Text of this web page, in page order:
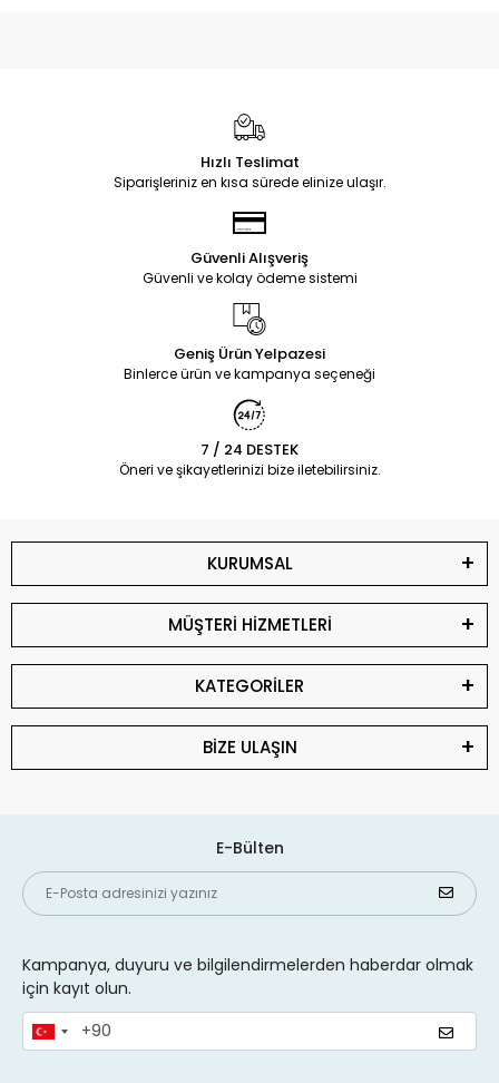
Hızlı Teslimat
Siparişleriniz en kısa sürede elinize ulaşır.
Güvenli Alışveriş
Güvenli ve kolay ödeme sistemi
Geniş Ürün Yelpazesi
Binlerce ürün ve kampanya seçeneği
7 / 24 DESTEK
Öneri ve şikayetlerinizi bize iletebilirsiniz.
KURUMSAL
MÜŞTERİ HİZMETLERİ
KATEGORİLER
BİZE ULAŞIN
E-Bülten
Kampanya, duyuru ve bilgilendirmelerden haberdar olmak
için kayıt olun.